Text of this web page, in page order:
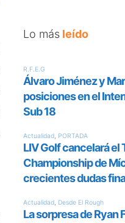
Lo más leído